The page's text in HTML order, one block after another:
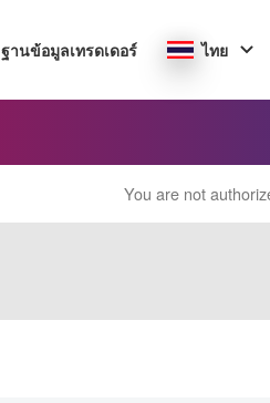
ฐานข้อมูลเทรดเดอร์ ไทย
You are not